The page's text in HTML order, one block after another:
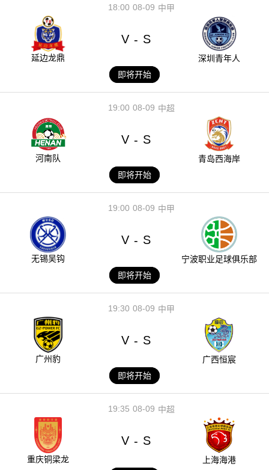
08-09
18:00 中甲
延边龙鼎
V - S
深圳青年人
即将开始
08-09
19:00 中超
河南队
V - S
青岛西海岸
即将开始
08-09
19:00 中甲
无锡吴钩
V - S
宁波职业足球俱乐部
即将开始
08-09
19:30 中甲
广州豹
V - S
广西恒宸
即将开始
08-09
19:35 中超
重庆铜梁龙
V - S
上海海港